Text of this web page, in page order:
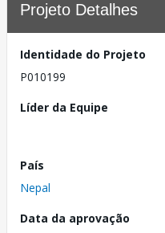
Projeto Detalhes
Identidade do Projeto
P010199
Líder da Equipe
País
Nepal
Data da aprovação